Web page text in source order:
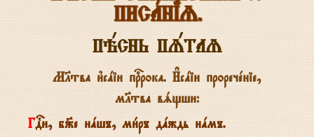
ПИСА~НІZ.
ПЭ~СНЬ ПZ~ТАZ
Мlтва и3сaіи прbрока. И#сaіи проречeніе,
мlтва вsщши:
ГDи, б9е нaшъ, ми1ръ дaждь нaмъ.